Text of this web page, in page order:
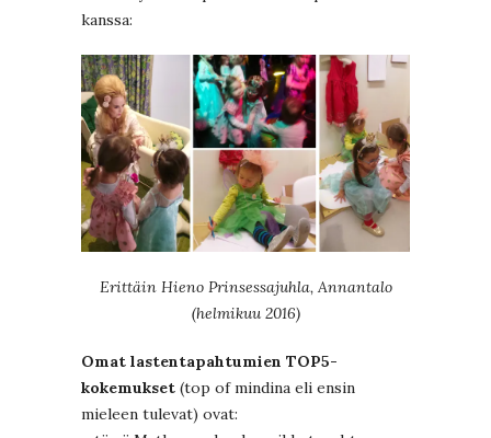
kanssa:
Erittäin Hieno Prinsessajuhla, Annantalo
(helmikuu 2016)
Omat lastentapahtumien TOP5-
kokemukset (top of mindina eli ensin
mieleen tulevat) ovat: